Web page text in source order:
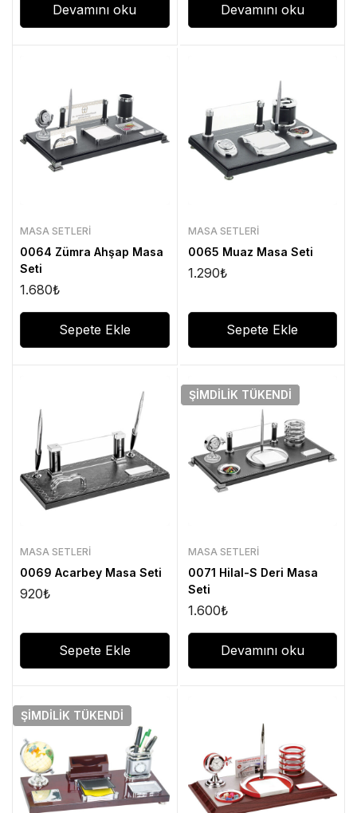
Devamını oku Devamını oku
MASA SETLERI
0064 Zümra Ahşap Masa
Seti
1.680₺
Sepete Ekle
MASA SETLERI
0065 Muaz Masa Seti
1.290₺
Sepete Ekle
MASA SETLERI
0069 Acarbey Masa Seti
920₺
Sepete Ekle
ŞIMDILIK TÜKENDI
MASA SETLERI
0071 Hilal-S Deri Masa
Seti
1.600₺
Devamını oku
ŞIMDILIK TÜKENDI